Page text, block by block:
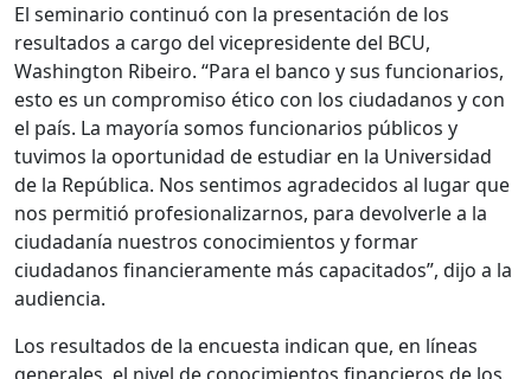
El seminario continuó con la presentación de los
resultados a cargo del vicepresidente del BCU,
Washington Ribeiro. “Para el banco y sus funcionarios,
esto es un compromiso ético con los ciudadanos y con
el país. La mayoría somos funcionarios públicos y
tuvimos la oportunidad de estudiar en la Universidad
de la República. Nos sentimos agradecidos al lugar que
nos permitió profesionalizarnos, para devolverle a la
ciudadanía nuestros conocimientos y formar
ciudadanos financieramente más capacitados”, dijo a la
audiencia.
Los resultados de la encuesta indican que, en líneas